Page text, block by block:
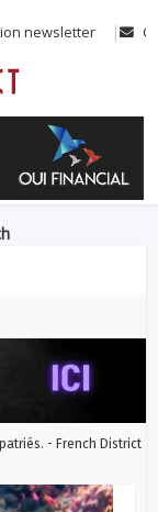
newsletter
- French District